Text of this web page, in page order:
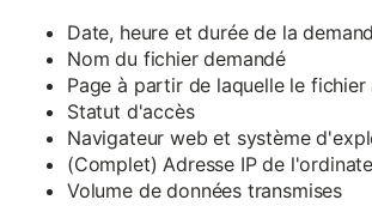
Date, heure et durée de la
Nom du fichier demandé
Page à partir de laquelle le fichier
Statut d'accès
Navigateur web et système
(Complet) Adresse IP de
Volume de données transmises